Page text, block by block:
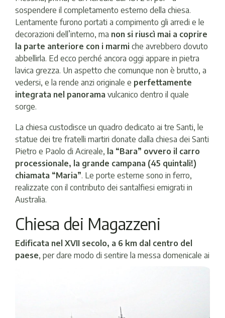
sospendere il completamento esterno della chiesa.
Lentamente furono portati a compimento gli arredi e le
decorazioni dell’interno, ma non si riuscì mai a coprire
la parte anteriore con i marmi che avrebbero dovuto
abbellirla. Ed ecco perché ancora oggi appare in pietra
lavica grezza. Un aspetto che comunque non è brutto, a
vedersi, e la rende anzi originale e perfettamente
integrata nel panorama vulcanico dentro il quale
sorge.
La chiesa custodisce un quadro dedicato ai tre Santi, le
statue dei tre fratelli martiri donate dalla chiesa dei Santi
Pietro e Paolo di Acireale, la “Bara” ovvero il carro
processionale, la grande campana (45 quintali!)
chiamata “Maria”. Le porte esterne sono in ferro,
realizzate con il contributo dei santalfiesi emigrati in
Australia.
Chiesa dei Magazzeni
Edificata nel XVII secolo, a 6 km dal centro del
paese, per dare modo di sentire la messa domenicale ai